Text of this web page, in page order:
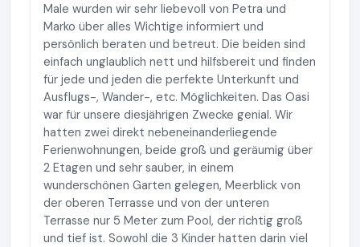
Male wurden wir sehr liebevoll von Petra und
Marko über alles Wichtige informiert und
persönlich beraten und betreut. Die beiden sind
einfach unglaublich nett und hilfsbereit und finden
für jede und jeden die perfekte Unterkunft und
Ausflugs-, Wander-, etc. Möglichkeiten. Das Oasi
war für unsere diesjährigen Zwecke genial. Wir
hatten zwei direkt nebeneinanderliegende
Ferienwohnungen, beide groß und geräumig über
2 Etagen und sehr sauber, in einem
wunderschönen Garten gelegen, Meerblick von
der oberen Terrasse und von der unteren
Terrasse nur 5 Meter zum Pool, der richtig groß
und tief ist. Sowohl die 3 Kinder hatten darin viel